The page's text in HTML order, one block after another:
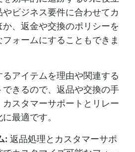
ビジネス要件に合わせてカ
、返金や交換のポリシーを
ォームにすることもできま
アイテムを理由や関連する
きるので、返品や交換の手
スタマーサポートとリレー
最適です。
: 返品処理とカスタマーサポ